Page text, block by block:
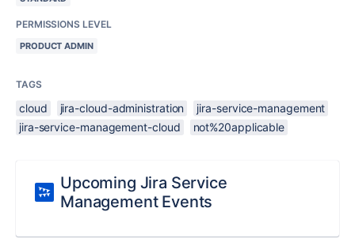
PERMISSIONS LEVEL
PRODUCT ADMIN
TAGS
cloud jira-cloud-administration
jira-service-management
jira-service-management-cloud
not%20applicable
Upcoming Jira Service
Management Events